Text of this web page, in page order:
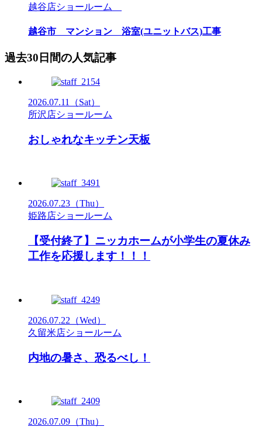
越谷店ショールーム
越谷市 マンション 浴室(ユニットバス)工事
過去30日間の人気記事
2026.07.11
（Sat）
所沢店ショールーム
おしゃれなキッチン天板
2026.07.23 （Thu）
姫路店ショールーム
【受付終了】ニッカホームが小学生の夏休み
工作を応援します！！！
2026.07.22 （Wed）
久留米店ショールーム
内地の暑さ、恐るべし！
2026.07.09 （Thu）